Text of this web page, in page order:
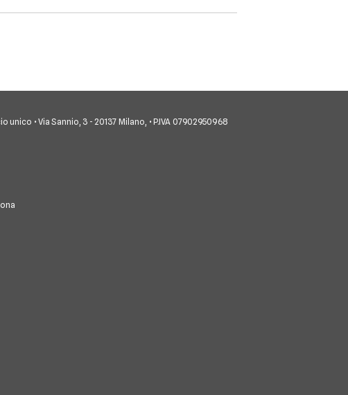
• Via Sannio, 3 - 20137 Milano, • P.IVA 07902950968